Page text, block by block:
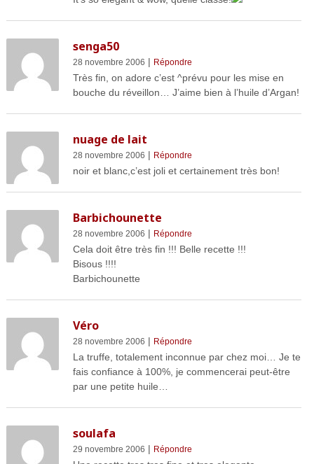
senga50
28 novembre 2006 | Répondre
Très fin, on adore c’est ^prévu pour les mise en
bouche du réveillon… J’aime bien à l’huile d’Argan!
nuage de lait
28 novembre 2006 | Répondre
noir et blanc,c’est joli et certainement très bon!
Barbichounette
28 novembre 2006 | Répondre
Cela doit être très fin !!! Belle recette !!!
Bisous !!!!
Barbichounette
Véro
28 novembre 2006 | Répondre
La truffe, totalement inconnue par chez moi… Je te
fais confiance à 100%, je commencerai peut-être
par une petite huile…
soulafa
29 novembre 2006 | Répondre